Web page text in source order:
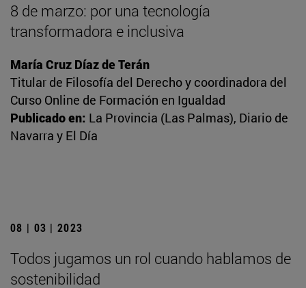
8 de marzo: por una tecnología
transformadora e inclusiva
María Cruz Díaz de Terán
Titular de Filosofía del Derecho y coordinadora del
Curso Online de Formación en Igualdad
Publicado en: La Provincia (Las Palmas), Diario de
Navarra y El Día
08 | 03 | 2023
Todos jugamos un rol cuando hablamos de
sostenibilidad